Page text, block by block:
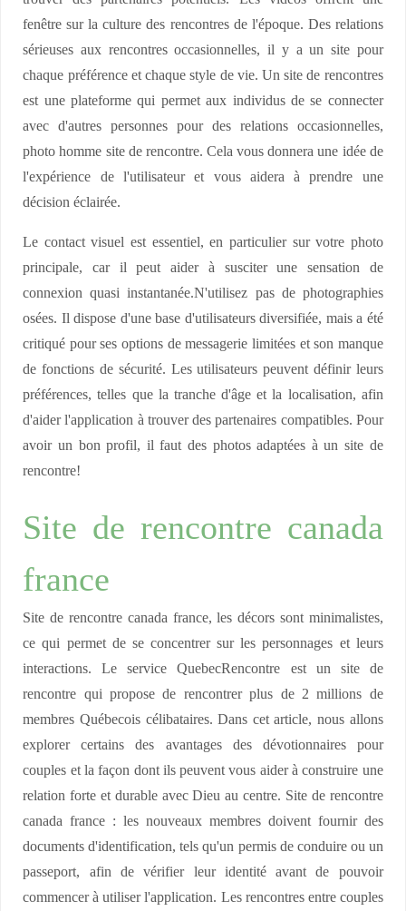
fenêtre sur la culture des rencontres de l'époque. Des relations
sérieuses aux rencontres occasionnelles, il y a un site pour
chaque préférence et chaque style de vie. Un site de rencontres
est une plateforme qui permet aux individus de se connecter
avec d'autres personnes pour des relations occasionnelles,
photo homme site de rencontre. Cela vous donnera une idée de
l'expérience de l'utilisateur et vous aidera à prendre une
décision éclairée.
Le contact visuel est essentiel, en particulier sur votre photo
principale, car il peut aider à susciter une sensation de
connexion quasi instantanée.N'utilisez pas de photographies
osées. Il dispose d'une base d'utilisateurs diversifiée, mais a été
critiqué pour ses options de messagerie limitées et son manque
de fonctions de sécurité. Les utilisateurs peuvent définir leurs
préférences, telles que la tranche d'âge et la localisation, afin
d'aider l'application à trouver des partenaires compatibles. Pour
avoir un bon profil, il faut des photos adaptées à un site de
rencontre!
Site de rencontre canada
france
Site de rencontre canada france, les décors sont minimalistes,
ce qui permet de se concentrer sur les personnages et leurs
interactions. Le service QuebecRencontre est un site de
rencontre qui propose de rencontrer plus de 2 millions de
membres Québecois célibataires. Dans cet article, nous allons
explorer certains des avantages des dévotionnaires pour
couples et la façon dont ils peuvent vous aider à construire une
relation forte et durable avec Dieu au centre. Site de rencontre
canada france : les nouveaux membres doivent fournir des
documents d'identification, tels qu'un permis de conduire ou un
passeport, afin de vérifier leur identité avant de pouvoir
commencer à utiliser l'application. Les rencontres entre couples